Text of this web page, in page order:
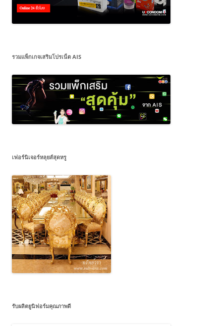
รวมแพ็กเกจเสริมโปรเน็ต AIS
เฟอร์นิเจอร์หลุยส์สุดหรู
รับผลิตยูนิฟอร์มคุณภาพดี